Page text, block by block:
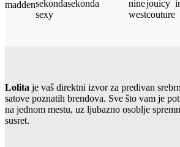
Lolita je vaš direktni izvor za predivan
satove poznatih brendova. Sve što vam je
na jednom mestu, uz ljubazno osoblje
susret.